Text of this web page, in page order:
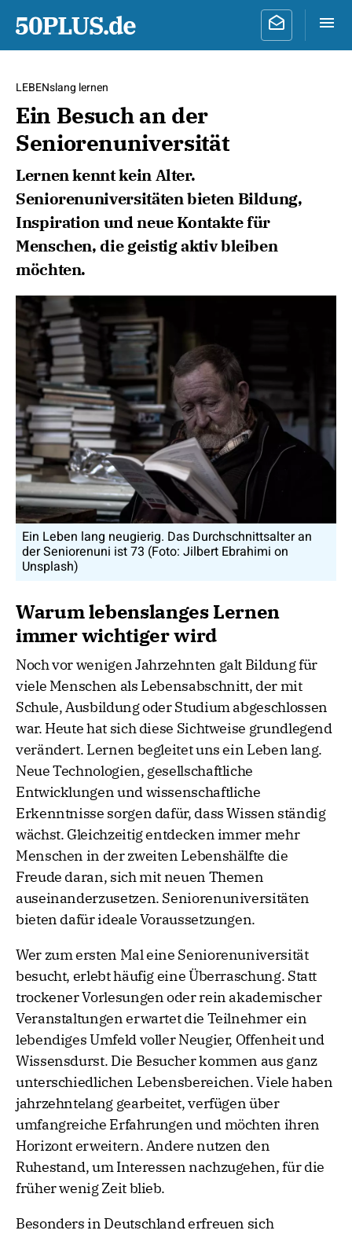
LEBENslang lernen
Ein Besuch an der
Seniorenuniversität
Lernen kennt kein Alter.
Seniorenuniversitäten bieten Bildung,
Inspiration und neue Kontakte für
Menschen, die geistig aktiv bleiben
möchten.
Ein Leben lang neugierig. Das Durchschnittsalter an
der Seniorenuni ist 73 (Foto: Jilbert Ebrahimi on
Unsplash)
Warum lebenslanges Lernen
immer wichtiger wird
Noch vor wenigen Jahrzehnten galt Bildung für
viele Menschen als Lebensabschnitt, der mit
Schule, Ausbildung oder Studium abgeschlossen
war. Heute hat sich diese Sichtweise grundlegend
verändert. Lernen begleitet uns ein Leben lang.
Neue Technologien, gesellschaftliche
Entwicklungen und wissenschaftliche
Erkenntnisse sorgen dafür, dass Wissen ständig
wächst. Gleichzeitig entdecken immer mehr
Menschen in der zweiten Lebenshälfte die
Freude daran, sich mit neuen Themen
auseinanderzusetzen. Seniorenuniversitäten
bieten dafür ideale Voraussetzungen.
Wer zum ersten Mal eine Seniorenuniversität
besucht, erlebt häufig eine Überraschung. Statt
trockener Vorlesungen oder rein akademischer
Veranstaltungen erwartet die Teilnehmer ein
lebendiges Umfeld voller Neugier, Offenheit und
Wissensdurst. Die Besucher kommen aus ganz
unterschiedlichen Lebensbereichen. Viele haben
jahrzehntelang gearbeitet, verfügen über
umfangreiche Erfahrungen und möchten ihren
Horizont erweitern. Andere nutzen den
Ruhestand, um Interessen nachzugehen, für die
früher wenig Zeit blieb.
Besonders in Deutschland erfreuen sich